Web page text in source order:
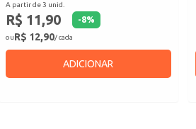
A partir de 3 unid.
R$ 11,90 -8%
ouR$ 12,90/ cada
ADICIONAR